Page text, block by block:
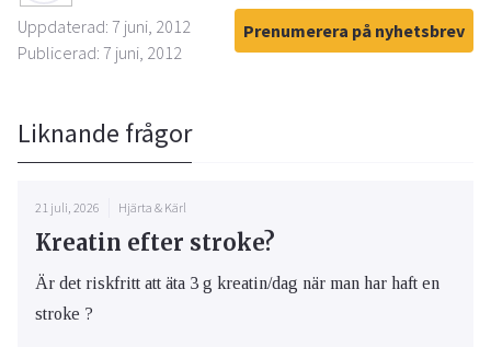
Uppdaterad: 7 juni, 2012
Publicerad: 7 juni, 2012
Prenumerera på nyhetsbrev
Liknande frågor
21 juli, 2026 Hjärta & Kärl
Kreatin efter stroke?
Är det riskfritt att äta 3 g kreatin/dag när man har haft en
stroke ?